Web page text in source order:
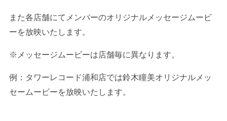
また各店舗にてメンバーのオリジナルメッセージムービ
ーを放映いたします。
※メッセージムービーは店舗毎に異なります。
例：タワーレコード浦和店では鈴木瞳美オリジナルメッ
セームービーを放映いたします。